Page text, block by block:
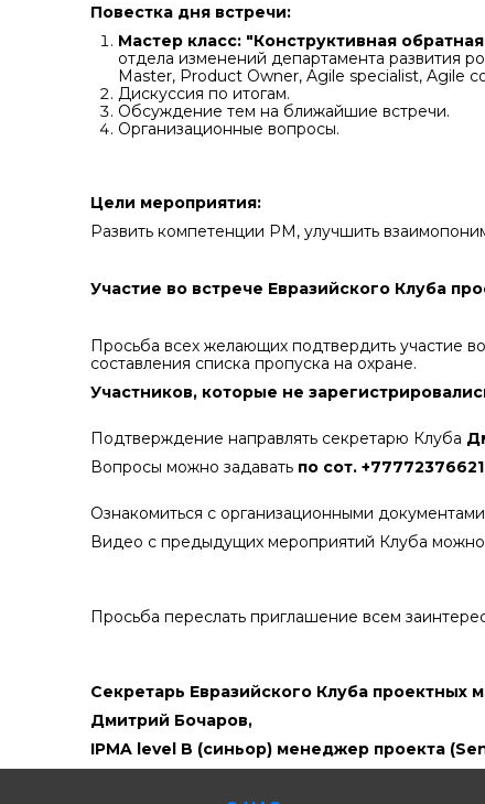
Повестка дня встречи:
Мастер класс: "Конструктивная
отдела изменений департамента развития
Master, Product Owner, Agile specialist, Agile
Дискуссия по итогам.
Обсуждение тем на ближайшие встречи.
Организационные вопросы.
Цели мероприятия:
Развить компетенции РМ, улучшить
Участие во встрече Евразийского Клуба
Просьба всех желающих подтвердить участие
составления списка пропуска на охране.
Участников, которые не
Подтверждение направлять секретарю Клуба
Вопросы можно задавать по сот. +77772376621
Ознакомиться с организационными
Видео с предыдущих мероприятий Клуба можно
Просьба переслать приглашение всем
Секретарь Евразийского Клуба проектных
Дмитрий Бочаров,
IPMA level B (синьор) менеджер проекта (